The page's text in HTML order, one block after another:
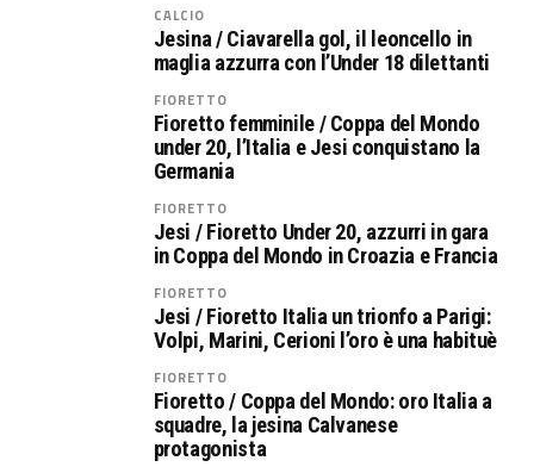
CALCIO
Jesina / Ciavarella gol, il leoncello in
maglia azzurra con l’Under 18 dilettanti
FIORETTO
Fioretto femminile / Coppa del Mondo
under 20, l’Italia e Jesi conquistano la
Germania
FIORETTO
Jesi / Fioretto Under 20, azzurri in gara
in Coppa del Mondo in Croazia e Francia
FIORETTO
Jesi / Fioretto Italia un trionfo a Parigi:
Volpi, Marini, Cerioni l’oro è una habituè
FIORETTO
Fioretto / Coppa del Mondo: oro Italia a
squadre, la jesina Calvanese
protagonista